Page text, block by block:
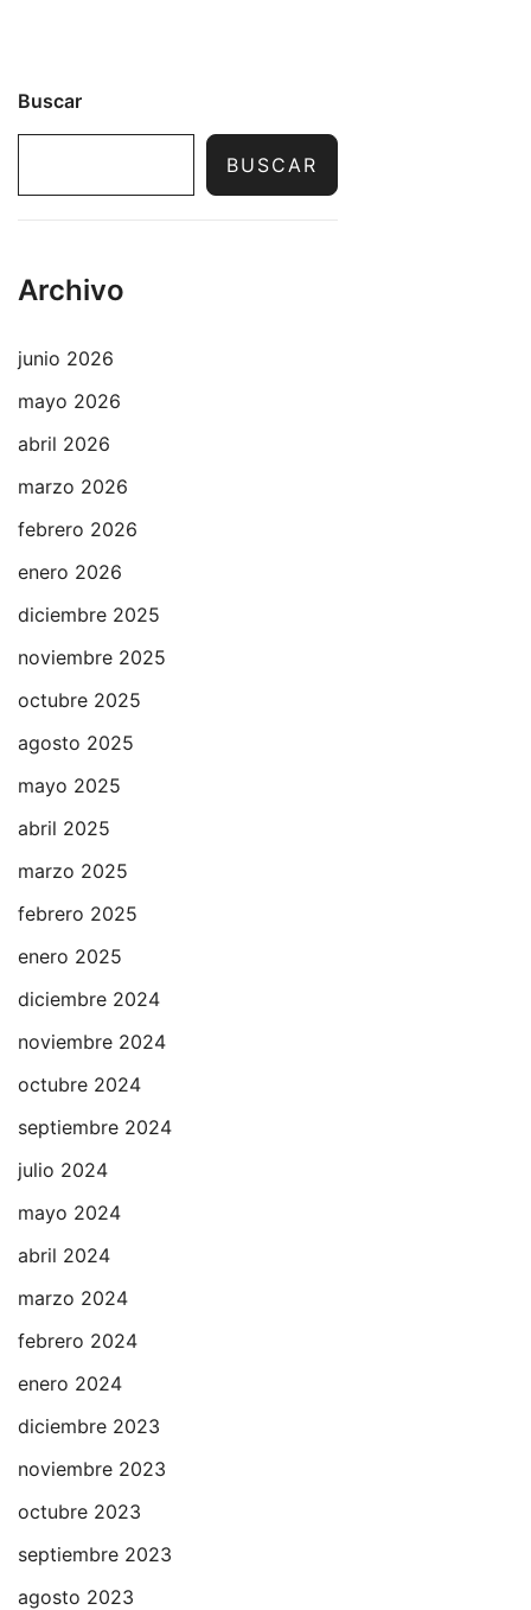
Buscar
BUSCAR
Archivo
junio 2026
mayo 2026
abril 2026
marzo 2026
febrero 2026
enero 2026
diciembre 2025
noviembre 2025
octubre 2025
agosto 2025
mayo 2025
abril 2025
marzo 2025
febrero 2025
enero 2025
diciembre 2024
noviembre 2024
octubre 2024
septiembre 2024
julio 2024
mayo 2024
abril 2024
marzo 2024
febrero 2024
enero 2024
diciembre 2023
noviembre 2023
octubre 2023
septiembre 2023
agosto 2023